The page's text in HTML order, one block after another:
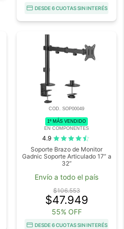
DESDE 6 CUOTAS SIN INTERÉS
COD. SOP00049
1º MÁS VENDIDO
EN COMPONENTES
4.9
Soporte Brazo de Monitor
Gadnic Soporte Articulado 17” a
32”
Envío a todo el país
$106.553
$47.949
55% OFF
DESDE 6 CUOTAS SIN INTERÉS